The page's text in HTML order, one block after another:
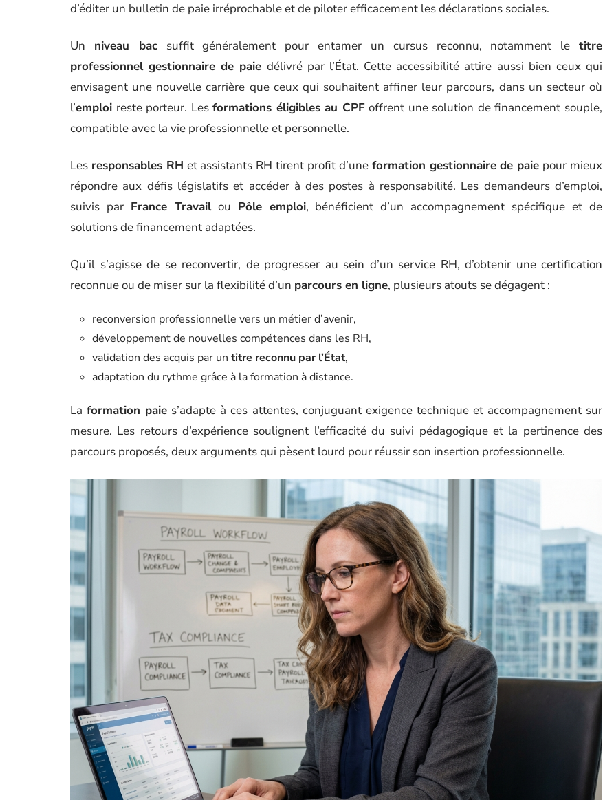
d’éditer un bulletin de paie irréprochable et de piloter efficacement les déclarations sociales.
Un niveau bacsuffit généralement pour entamer un cursus reconnu, notamment letitre
professionnel gestionnaire de paie délivré par l’État. Cette accessibilité attire aussi bien ceux qui
envisagent une nouvelle carrière que ceux qui souhaitent affiner leur parcours, dans un secteur où
l’emploi reste porteur. Lesformations éligibles au CPFoffrent une solution de financement souple,
compatible avec la vie professionnelle et personnelle.
Les responsables RH et assistants RH tirent profit d’une formation gestionnaire de paie pour mieux
répondre aux défis législatifs et accéder à des postes à responsabilité. Les demandeurs d’emploi,
suivis par France Travailou Pôle emploi, bénéficient d’un accompagnement spécifique et de
solutions de financement adaptées.
Qu’il s’agisse de se reconvertir, de progresser au sein d’un service RH, d’obtenir une certification
reconnue ou de miser sur la flexibilité d’un parcours en ligne, plusieurs atouts se dégagent :
reconversion professionnelle vers un métier d’avenir,
développement de nouvelles compétences dans les RH,
validation des acquis par un titre reconnu par l’État,
adaptation du rythme grâce à la formation à distance.
Laformation paie s’adapte à ces attentes, conjuguant exigence technique et accompagnement sur
mesure. Les retours d’expérience soulignent l’efficacité du suivi pédagogique et la pertinence des
parcours proposés, deux arguments qui pèsent lourd pour réussir son insertion professionnelle.